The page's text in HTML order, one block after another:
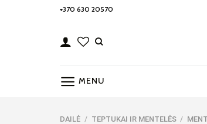
+370 630 20570
MENU
DAILĖ / TEPTUKAI IR MENTELĖS /